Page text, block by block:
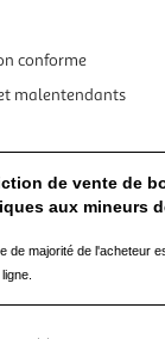
conforme
malentendants
de vente de
aux mineurs
de majorité de l'acheteur